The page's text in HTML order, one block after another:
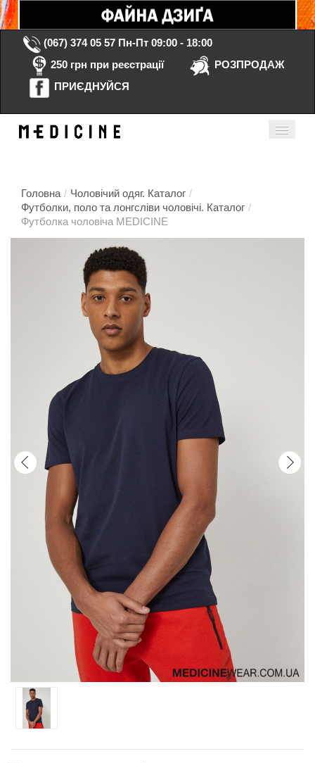
(067) 374 05 57 Пн-Пт 09:00 - 18:00
250 грн при реєстрації
РОЗПРОДАЖ
ПРИЄДНУЙСЯ
Головна / Чоловічий одяг. Каталог /
Футболки, поло та лонгсліви чоловічі. Каталог /
Футболка чоловіча MEDICINE